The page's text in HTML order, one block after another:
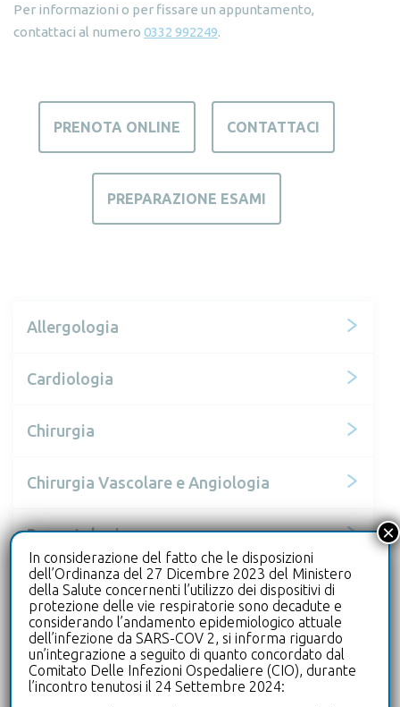
Per informazioni o per fissare un appuntamento,
contattaci al numero 0332 992249.
PRENOTA ONLINE CONTATTACI
PREPARAZIONE ESAMI
Allergologia
Cardiologia
Chirurgia
Chirurgia Vascolare e Angiologia
Dermatologia
Diagnostica per immagini
Ematologia
Endocrinologia e Diabetologia
In considerazione del fatto che le disposizioni
dell’Ordinanza del 27 Dicembre 2023 del Ministero
della Salute concernenti l’utilizzo dei dispositivi di
protezione delle vie respiratorie sono decadute e
considerando l’andamento epidemiologico attuale
dell’infezione da SARS-COV 2, si informa riguardo
un’integrazione a seguito di quanto concordato dal
Comitato Delle Infezioni Ospedaliere (CIO), durante
l’incontro tenutosi il 24 Settembre 2024:
×